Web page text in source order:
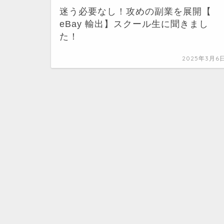
迷う必要なし！攻めの副業を展開【
eBay 輸出】スクール生に聞きまし
た！
2025年3月6